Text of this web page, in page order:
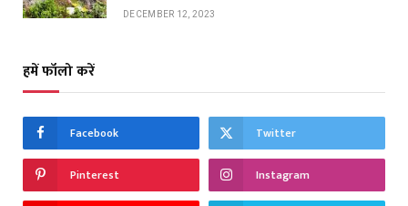
DECEMBER 12, 2023
हमें फॉलो करें
Facebook Twitter
Pinterest Instagram